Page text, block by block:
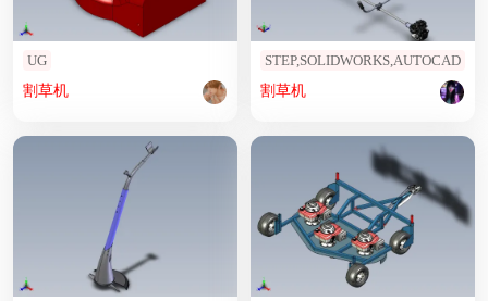
UG
割草机
STEP,SOLIDWORKS,AUTOCAD
割草机